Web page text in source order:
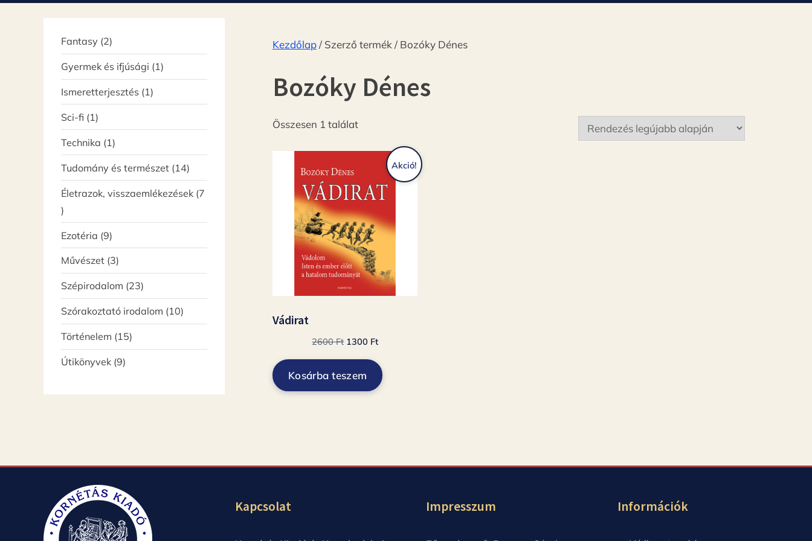
ó
Kezdőlap/ Szerző termék / Bozóky Dénes
Bozóky Dénes
Összesen 1 találat
Akció!
Vádirat
2600Ft Original
was:
2600 Ft.
1300 FtCurrent
is:
1300 Ft.
Kosárba teszem
Fantasy 22
termék
Gyermek és ifjúsági 11
termék
Ismeretterjesztés 11
termék
Sci-fi 11
termék
Technika 11
termék
Tudomány és természet 1414
termék
Életrazok, visszaemlékezések 7
7
termék
Ezotéria 99
termék
Művészet 33
termék
Szépirodalom 2323
termék
Szórakoztató irodalom 1010
termék
Történelem 1515
termék
Útikönyvek 99
Kapcsolat Impresszum Információk